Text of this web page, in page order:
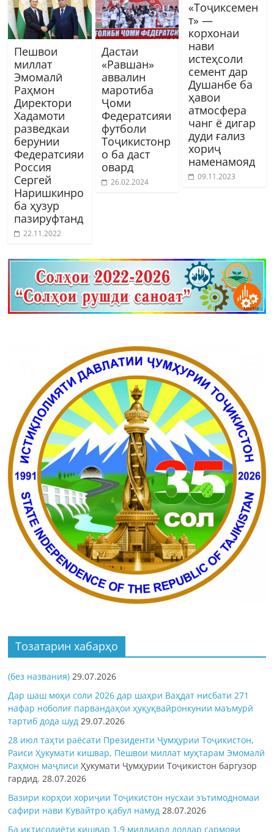
Пешвои
миллат
Эмомалӣ
Раҳмон
Директори
Хадамоти
разведкаи
берунии
Федератсияи
Россия
Сергей
Наришкинро
ба ҳузур
пазируфтанд
22.11.2022
Дастаи
«Равшан»
аввалин
маротиба
Ҷоми
Федератсияи
футболи
Тоҷикистонр
о ба даст
овард
26.02.2024
«Тоҷиксемен
т» —
корхонаи
нави
истеҳсоли
семент дар
Душанбе ба
ҳавои
атмосфера
чанг ё дигар
дуди ғализ
хориҷ
наменамояд
09.11.2023
Тозатарин хабарҳо
(без названия) 29.07.2026
Дар шаш моҳи соли 2026 дар шаҳри Ваҳдат нисбати 271
нафар ноболиғ парвандаҳои ҳуқуқвайронкунии маъмурӣ
тартиб дода шуд 29.07.2026
28 июл таҳти раёсати Президенти Ҷумҳурии Тоҷикистон,
Раиси Ҳукумати кишвар, Пешвои миллат муҳтарам Эмомалӣ
Раҳмон маҷлисиҲукумати Ҷумҳурии Тоҷикистон баргузор
гардид.28.07.2026
Вазири корҳои хориҷии Тоҷикистон нусхаи эътимодномаи
сафири нави Кувайтро қабул намуд 28.07.2026
Ба иқтисодиёти кишвар 1,9 миллиард доллар сармояи